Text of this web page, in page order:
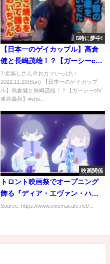
5時に夢中!
【日本一のゲイカップル】高倉
健と長嶋茂雄！？【ガーシーch/
東谷義和】#shorts
1:名無しさん＠おカマいっぱい
2022.11.20(Sun) 【日本一のゲイカップ
ル】高倉健と長嶋茂雄！？【ガーシーch/
東谷義和】#sho...
映画関係
トロント映画祭でオープニング
飾る『ディア・エヴァン・ハン
セン』日本版ポスター完成
Source: https://www.cinemacafe.net/...